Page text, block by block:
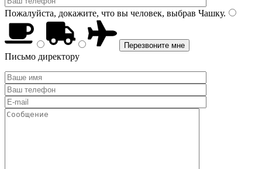
Пожалуйста, докажите, что вы человек, выбрав Чашку.
Письмо директору